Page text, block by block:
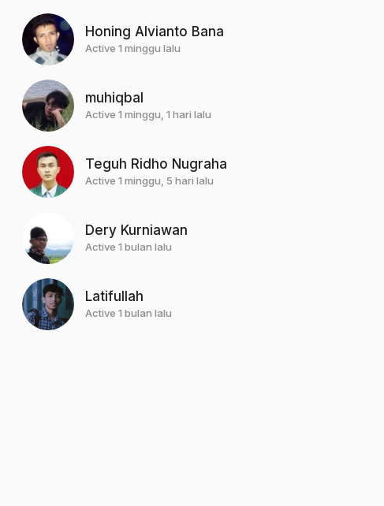
Honing Alvianto Bana
Active 1 minggu lalu
muhiqbal
Active 1 minggu, 1 hari lalu
Teguh Ridho Nugraha
Active 1 minggu, 5 hari lalu
Dery Kurniawan
Active 1 bulan lalu
Latifullah
Active 1 bulan lalu